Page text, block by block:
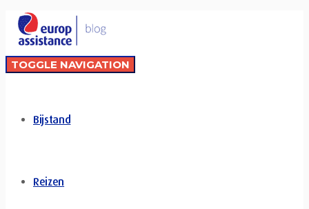
TOGGLE NAVIGATION
Bijstand
Reizen